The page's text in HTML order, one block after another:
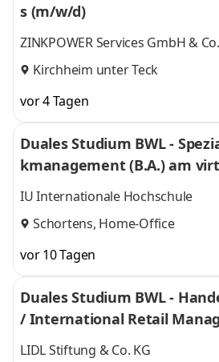
s (m/w/d)
ZINKPOWER Services GmbH &
Kirchheim unter Teck
vor 4 Tagen
Duales Studium BWL -
kmanagement (B.A.) am
Nordfrost GmbH & Co. KG
IU Internationale Hochschule
Schortens, Home-Office
vor 10 Tagen
Duales Studium BWL -
/ International Retail
Einkauf 2027
LIDL Stiftung & Co. KG